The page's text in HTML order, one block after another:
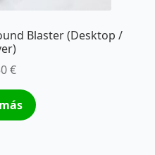
Blaster (Desktop /
€